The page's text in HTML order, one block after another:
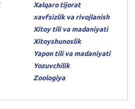
Xalqaro tijorat
xavfsizlik va rivojlanish
Xitoy tili va madaniyati
Xitoyshunoslik
Yapon tili va madaniyati
Yozuvchilik
Zoologiya